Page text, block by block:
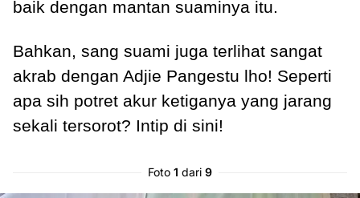
baik dengan mantan suaminya itu.
Bahkan, sang suami juga terlihat sangat
akrab dengan Adjie Pangestu lho! Seperti
apa sih potret akur ketiganya yang jarang
sekali tersorot? Intip di sini!
Foto 1 dari 9